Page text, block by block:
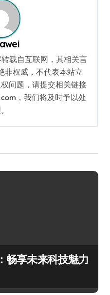
转载自互联网，其相关言
非权威，不代表本站立
问题，请提交相关链接
，我们将及时予以处
畅享未来科技魅力